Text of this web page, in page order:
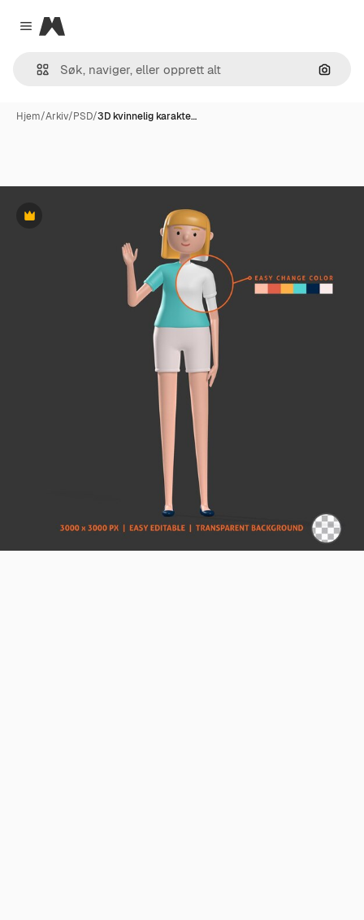
Close menu
Magnific
Søk
Hjem/Arkiv/PSD/3D kvinnelig karakte…
Premium